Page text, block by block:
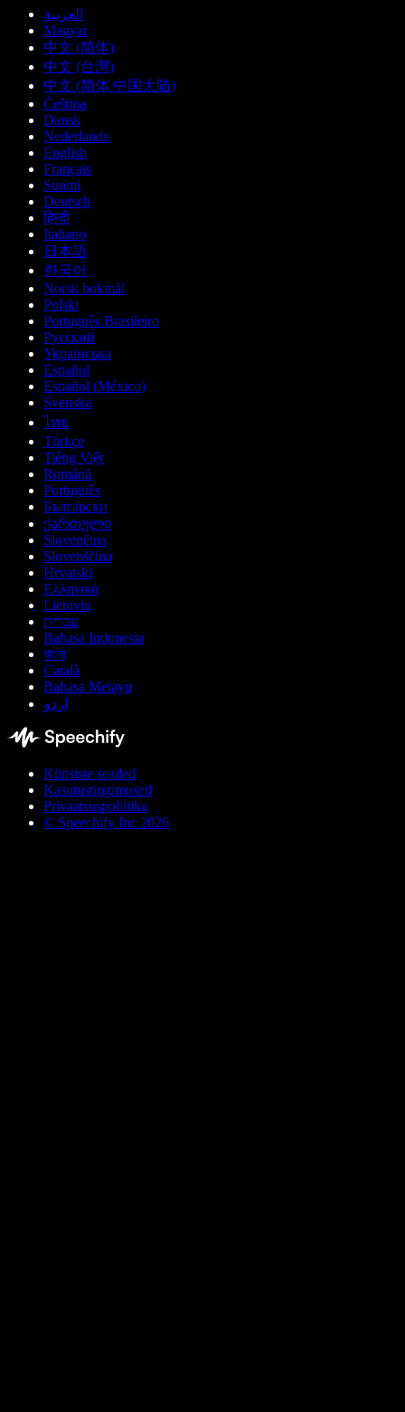
العربية
Magyar
中文 (简体)
中文 (台灣)
中文 (简体 中国大陆)
Čeština
Dansk
Nederlands
English
Français
Suomi
Deutsch
हिन्दी
Italiano
日本語
한국어
Norsk bokmål
Polski
Português Brasileiro
Русский
Українська
Español
Español (México)
Svenska
ไทย
Türkçe
Tiếng Việt
Română
Português
Български
ქართული
Slovenčina
Slovenščina
Hrvatski
Ελληνικά
Lietuvių
עברית
Bahasa Indonesia
বাংলা
Català
Bahasa Melayu
اردو
Küpsiste seaded
Kasutustingimused
Privaatsuspoliitika
© Speechify Inc 2026